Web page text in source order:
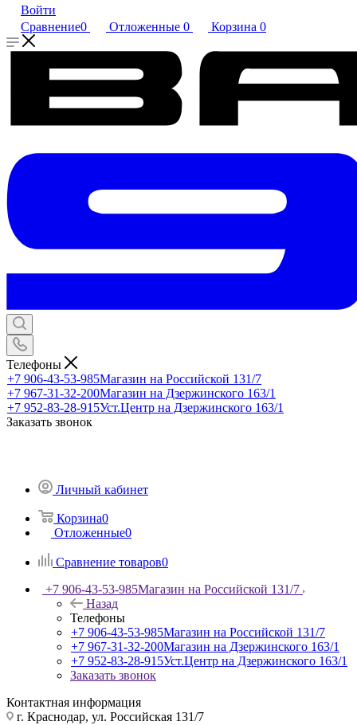
Войти
Сравнение0 Отложенные 0 Корзина 0
Телефоны
+7 906-43-53-985Магазин на Российской 131/7
+7 967-31-32-200Магазин на Дзержинского 163/1
+7 952-83-28-915Уст.Центр на Дзержинского 163/1
Заказать звонок
Личный кабинет
Корзина0
Отложенные0
Сравнение товаров0
+7 906-43-53-985Магазин на Российской 131/7
Назад
Телефоны
+7 906-43-53-985Магазин на Российской 131/7
+7 967-31-32-200Магазин на Дзержинского 163/1
+7 952-83-28-915Уст.Центр на Дзержинского 163/1
Заказать звонок
Контактная информация
г. Краснодар, ул. Российская 131/7